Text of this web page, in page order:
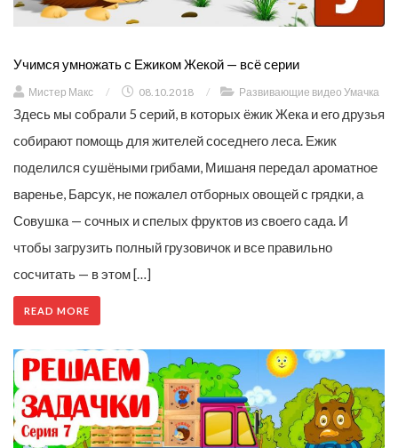
Учимся умножать с Ежиком Жекой — всё серии
Мистер Макс / 08.10.2018 / Развивающие видео Умачка
Здесь мы собрали 5 серий, в которых ёжик Жека и его друзья
собирают помощь для жителей соседнего леса. Ежик
поделился сушёными грибами, Мишаня передал ароматное
варенье, Барсук, не пожалел отборных овощей с грядки, а
Совушка — сочных и спелых фруктов из своего сада. И
чтобы загрузить полный грузовичок и все правильно
сосчитать — в этом […]
READ MORE